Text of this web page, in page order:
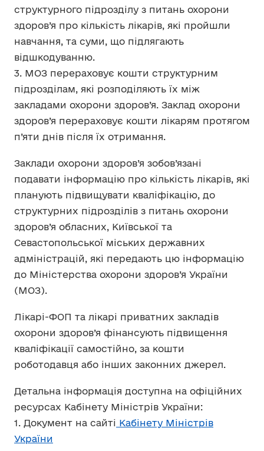
структурного підрозділу з питань охорони
здоров’я про кількість лікарів, які пройшли
навчання, та суми, що підлягають
відшкодуванню.
3. МОЗ перераховує кошти структурним
підрозділам, які розподіляють їх між
закладами охорони здоров’я. Заклад охорони
здоров’я перераховує кошти лікарям протягом
п’яти днів після їх отримання.
Заклади охорони здоров’я зобов’язані
подавати інформацію про кількість лікарів, які
планують підвищувати кваліфікацію, до
структурних підрозділів з питань охорони
здоров’я обласних, Київської та
Севастопольської міських державних
адміністрацій, які передають цю інформацію
до Міністерства охорони здоров’я України
(МОЗ).
Лікарі-ФОП та лікарі приватних закладів
охорони здоров’я фінансують підвищення
кваліфікації самостійно, за кошти
роботодавця або інших законних джерел.
Детальна інформація доступна на офіційних
ресурсах Кабінету Міністрів України:
1. Документ на сайті Кабінету Міністрів
України